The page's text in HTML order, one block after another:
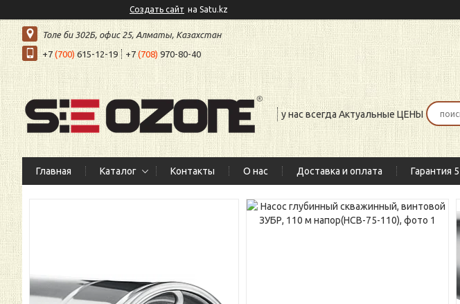
Создать сайт на Satu.kz
Толе би 302Б, офис 25, Алматы, Казахстан
+7 (700)615-12-19 +7(708) 970-80-40
у нас всегда Актуальные ЦЕНЫ
Главная Каталог Контакты О нас Доставка и оплата Гарантия